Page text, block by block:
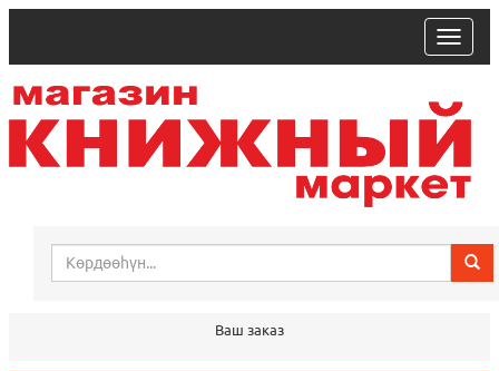
trk
Ваш заказ